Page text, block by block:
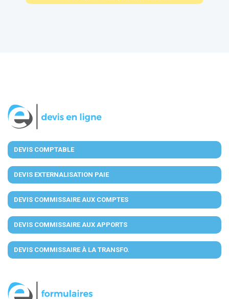
DEVIS COMPTABLE
DEVIS EXTERNALISATION PAIE
DEVIS COMMISSAIRE AUX COMPTES
DEVIS COMMISSAIRE AUX APPORTS
DEVIS COMMISSAIRE À LA TRANSFO.